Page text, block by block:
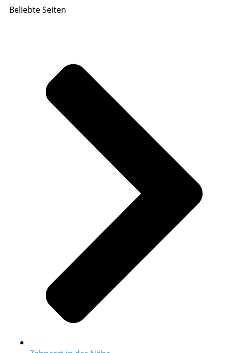
Beliebte Seiten